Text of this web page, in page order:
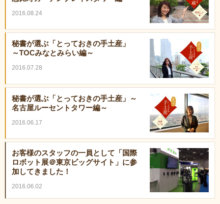
2016.08.24
秘書が選ぶ「とっておきの手土産」
～TOCみなとみらい編～
2016.07.28
秘書が選ぶ「とっておきの手土産」～
名古屋ルーセントタワー編～
2016.06.17
お客様のスタッフの一員として「国際
ロボット展＠東京ビッグサイト」に参
加してきました！
2016.06.02